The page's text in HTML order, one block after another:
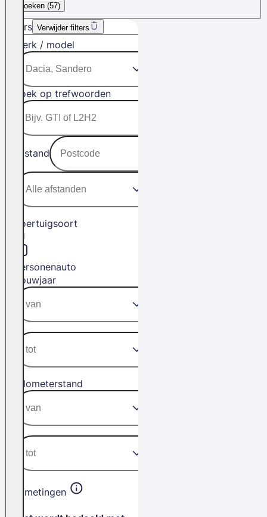
Zoeken (57)
Filters Verwijder filters
Merk / model
Zoek op trefwoorden
Afstand
Voertuigsoort
Personenauto
Bouwjaar
Kilometerstand
Afmetingen